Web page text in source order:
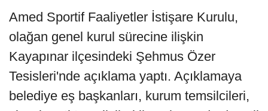
Amed Sportif Faaliyetler İstişare Kurulu,
olağan genel kurul sürecine ilişkin
Kayapınar ilçesindeki Şehmus Özer
Tesisleri'nde açıklama yaptı. Açıklamaya
belediye eş başkanları, kurum temsilcileri,